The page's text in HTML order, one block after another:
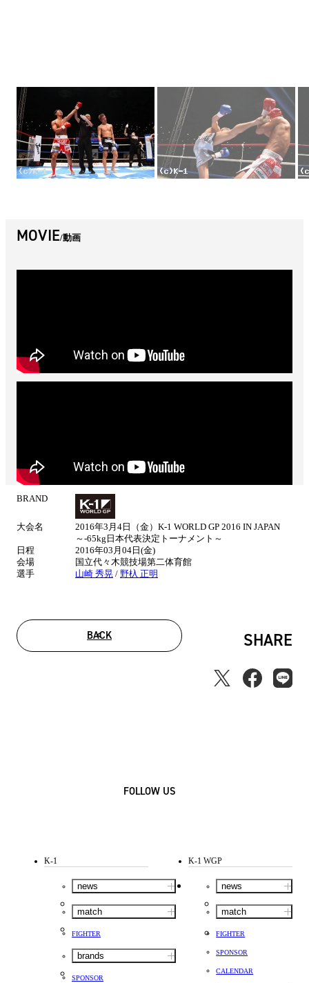
MOVIE 動画
BRAND
大会名
2016年3月4日（金）K-1 WORLD GP 2016 IN JAPAN
～-65kg日本代表決定トーナメント～
日程
2016年03月04日(金)
会場
国立代々木競技場第二体育館
選手
山崎 秀晃 / 野杁 正明
BACK SHARE
FOLLOW US
K-1
news
match
FIGHTER
brands
SPONSOR
K-1 WGP
news
match
FIGHTER
SPONSOR
CALENDAR